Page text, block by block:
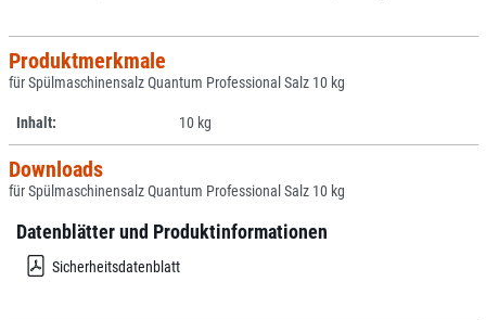
Produktmerkmale
für Spülmaschinensalz Quantum Professional Salz 10 kg
Inhalt: 10 kg
Downloads
für Spülmaschinensalz Quantum Professional Salz 10 kg
Datenblätter und Produktinformationen
Sicherheitsdatenblatt